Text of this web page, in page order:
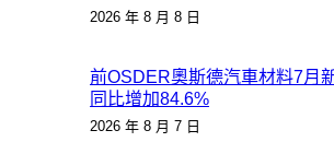
2026 年 8 月 8 日
前OSDER奧斯德汽車材料7月
同比增加84.6%
2026 年 8 月 7 日